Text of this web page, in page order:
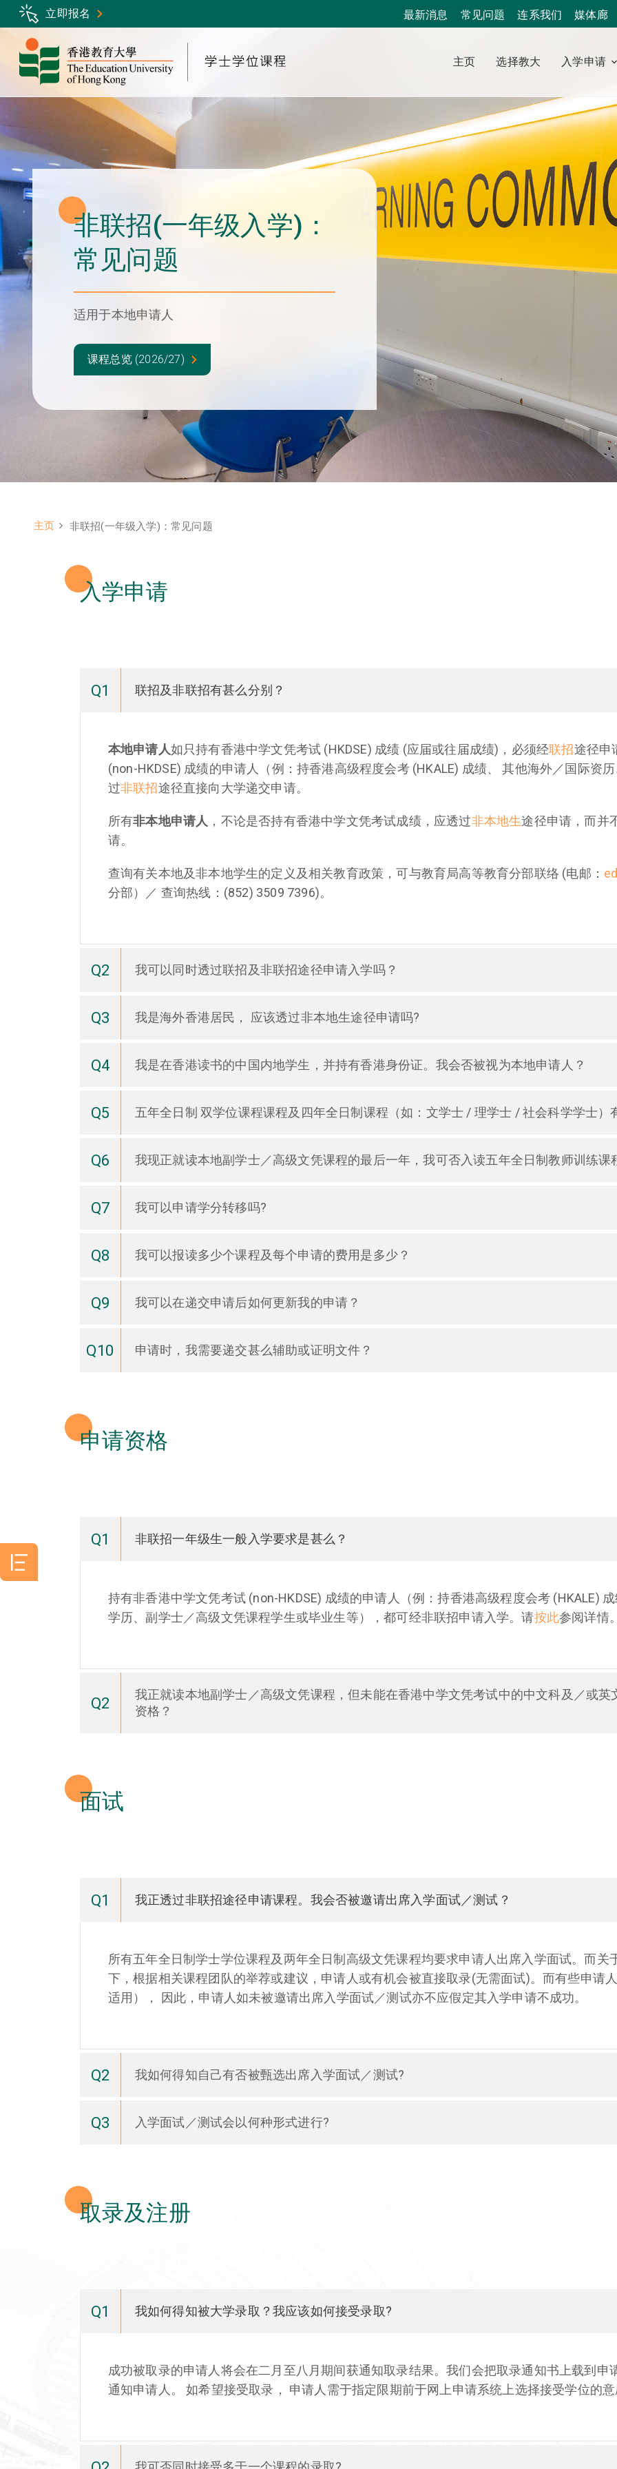
Skip
to
main
content
立即报名 最新消息 常见问题 连系我们 媒体廊
主页 选择教大 入学申请
非联招(一年级入学)：
常见问题
适用于本地申请人
课程总览 (2026/27)
Breadcrumb
主页 非联招(一年级入学)：常见问题
入学申请
Q1 联招及非联招有甚么分别？
本地申请人如只持有香港中学文凭考试 (HKDSE) 成绩 (应届或往届成绩)，必须经联招途径申
(non-HKDSE) 成绩的申请人（例：持香港高级程度会考 (HKALE) 成绩、 其他海外／国际资
过非联招途径直接向大学递交申请。
所有非本地申请人 ，不论是否持有香港中学文凭考试成绩，应透过非本地生途径申请，而并
请。
查询有关本地及非本地学生的定义及相关教育政策，可与教育局高等教育分部联络 (电邮：
分部）／ 查询热线：(852) 3509 7396)。
Q2 我可以同时透过联招及非联招途径申请入学吗？
Q3 我是海外香港居民， 应该透过非本地生途径申请吗?
Q4 我是在香港读书的中国内地学生，并持有香港身份证。我会否被视为本地申请人？
Q5 五年全日制 双学位课程课程及四年全日制课程（如：文学士 / 理学士 / 社会科学学士）
Q6 我现正就读本地副学士／高级文凭课程的最后一年，我可否入读五年全日制教师训练课
Q7 我可以申请学分转移吗?
Q8 我可以报读多少个课程及每个申请的费用是多少？
Q9 我可以在递交申请后如何更新我的申请？
Q10 申请时，我需要递交甚么辅助或证明文件？
申请资格
Q1 非联招一年级生一般入学要求是甚么？
持有非香港中学文凭考试 (non-HKDSE) 成绩的申请人（例：持香港高级程度会考 (HKALE)
学历、副学士／高级文凭课程学生或毕业生等），都可经非联招申请入学。请按此参阅详情
Q2
我正就读本地副学士／高级文凭课程，但未能在香港中学文凭考试中的中文科及／或
资格？
面试
Q1 我正透过非联招途径申请课程。我会否被邀请出席入学面试／测试？
所有五年全日制学士学位课程及两年全日制高级文凭课程均要求申请人出席入学面试。而关
下，根据相关课程团队的举荐或建议，申请人或有机会被直接取录(无需面试)。而有些申请
适用）， 因此，申请人如未被邀请出席入学面试／测试亦不应假定其入学申请不成功。
Q2 我如何得知自己有否被甄选出席入学面试／测试?
Q3 入学面试／测试会以何种形式进行?
取录及注册
Q1 我如何得知被大学录取？我应该如何接受录取?
成功被取录的申请人将会在二月至八月期间获通知取录结果。我们会把取录通知书上载到申
通知申请人。 如希望接受取录， 申请人需于指定限期前于网上申请系统上选择接受学位的